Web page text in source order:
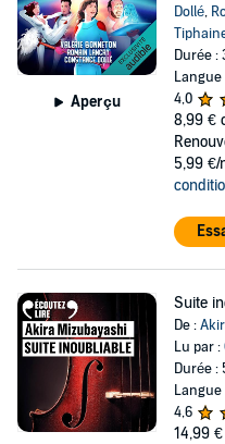
Aperçu
Dollé,
Durée :
4,0
8,99 €
5,99 €/
Suite
De :
Lu par :
Durée :
4,6
14,99 €